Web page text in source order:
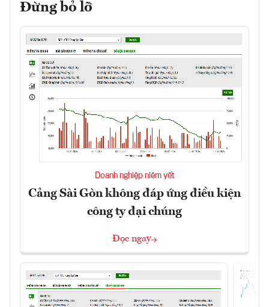
Đừng bỏ lỡ
Doanh nghiệp niêm yết
Cảng Sài Gòn không đáp ứng điều kiện
công ty đại chúng
Đọc ngay